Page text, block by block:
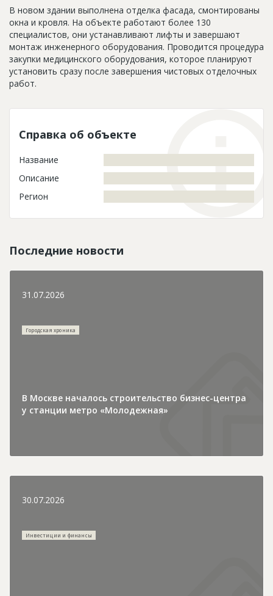
В новом здании выполнена отделка фасада, смонтированы
окна и кровля. На объекте работают более 130
специалистов, они устанавливают лифты и завершают
монтаж инженерного оборудования. Проводится процедура
закупки медицинского оборудования, которое планируют
установить сразу после завершения чистовых отделочных
работ.
Справка об объекте
Название
Описание
Регион
Последние новости
31.07.2026
Городская хроника
В Москве началось строительство бизнес-центра
у станции метро «Молодежная»
30.07.2026
Инвестиции и финансы